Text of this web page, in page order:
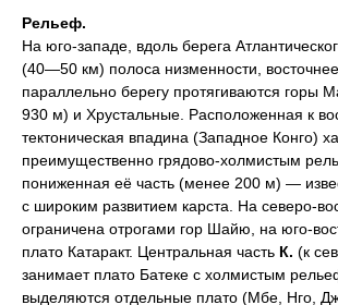
Рельеф.
На юго-западе, вдоль берега
(40—50 км) полоса низменности,
параллельно берегу протягиваются горы
930 м) и Хрустальные. Расположенная к
тектоническая впадина (Западное Конго)
преимущественно грядово-холмистым
пониженная её часть (менее 200 м) —
с широким развитием карста. На северо-
ограничена отрогами гор Шайю, на юго-
плато Катаракт. Центральная часть К. (к
занимает плато Батеке с холмистым
выделяются отдельные плато (Мбе, Нго,